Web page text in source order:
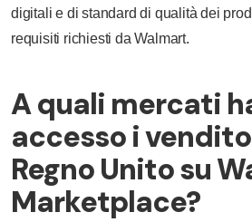
digitali e di standard di qualità dei
requisiti richiesti da Walmart.
A quali mercati
accesso i
Regno Unito su
Marketplace?